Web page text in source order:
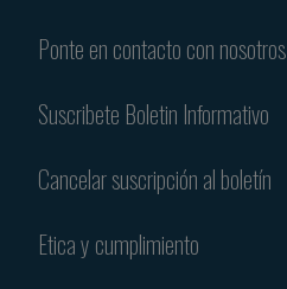
Ponte en contacto con nosotros
Suscribete Boletin Informativo
Cancelar suscripción al boletín
Etica y cumplimiento